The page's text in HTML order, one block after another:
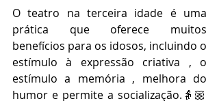
O teatro na terceira idade é uma
prática que oferece muitos
benefícios para os idosos, incluindo o
estímulo à expressão criativa , o
estímulo a memória , melhora do
humor e permite a socialização.👵🏼